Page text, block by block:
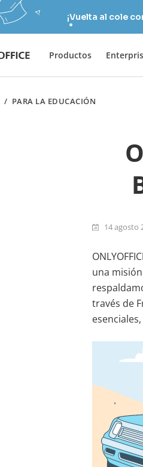
¡Vuelta al cole
Productos
/ PARA LA EDUCACIÓN
14 agosto
una
través de